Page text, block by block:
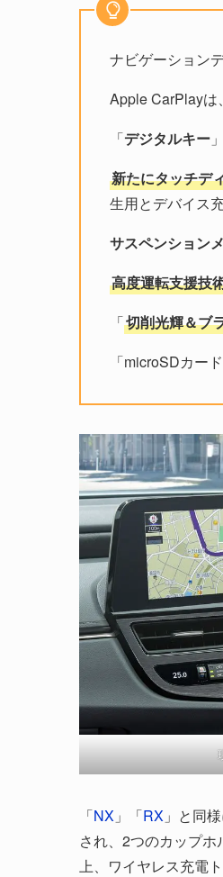
ナビゲーション
Apple CarPlayは
「デジタルキー
新たにタッチデ
生用とデバイス
サスペンション
高度運転支援技
「切削光輝＆ブ
「microSDカー
「NX 」「RX 」と同
され、2つのカップ
上、ワイヤレス充電